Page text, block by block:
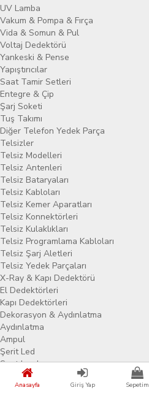
Anasayfa Giriş Yap Sepetim
UV Lamba
Vakum & Pompa & Fırça
Vida & Somun & Pul
Voltaj Dedektörü
Yankeski & Pense
Yapıştırıcılar
Saat Tamir Setleri
Entegre & Çip
Şarj Soketi
Tuş Takımı
Diğer Telefon Yedek Parça
Telsizler
Telsiz Modelleri
Telsiz Antenleri
Telsiz Bataryaları
Telsiz Kabloları
Telsiz Kemer Aparatları
Telsiz Konnektörleri
Telsiz Kulaklıkları
Telsiz Programlama Kabloları
Telsiz Şarj Aletleri
Telsiz Yedek Parçaları
X-Ray & Kapı Dedektörü
El Dedektörleri
Kapı Dedektörleri
Dekorasyon & Aydınlatma
Aydınlatma
Ampul
Şerit Led
Spot Lamba
Işıldak & Fener
Bisiklet Lambası